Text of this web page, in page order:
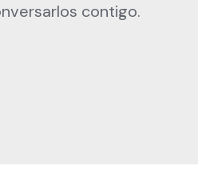
contigo.